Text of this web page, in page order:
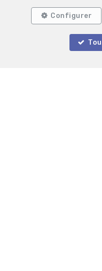
Configurer